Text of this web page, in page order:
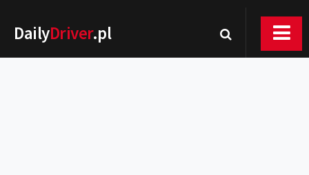
DailyDriver.pl